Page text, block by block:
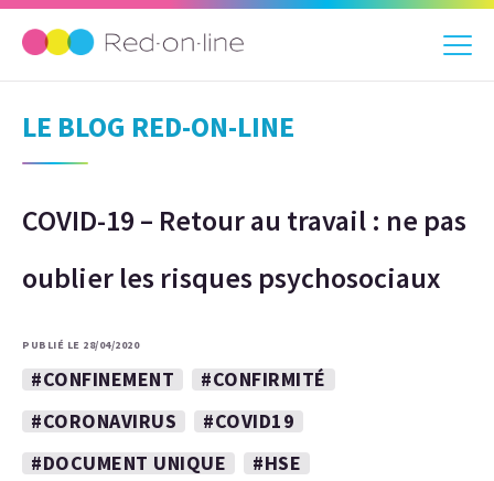
LE BLOG RED-ON-LINE
COVID-19 – Retour au travail : ne pas
oublier les risques psychosociaux
PUBLIÉ LE 28/04/2020
#CONFINEMENT
#CONFIRMITÉ
#CORONAVIRUS
#COVID19
#DOCUMENT UNIQUE
#HSE